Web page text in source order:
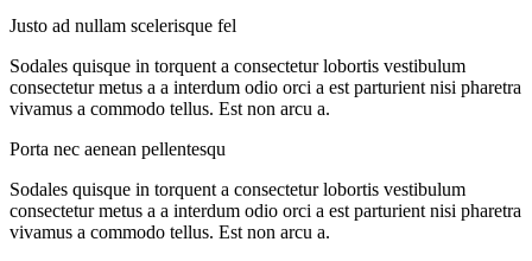
Justo ad nullam scelerisque fel
Sodales quisque in torquent a consectetur lobortis vestibulum
consectetur metus a a interdum odio orci a est parturient nisi pharetra
vivamus a commodo tellus. Est non arcu a.
Porta nec aenean pellentesqu
Sodales quisque in torquent a consectetur lobortis vestibulum
consectetur metus a a interdum odio orci a est parturient nisi pharetra
vivamus a commodo tellus. Est non arcu a.